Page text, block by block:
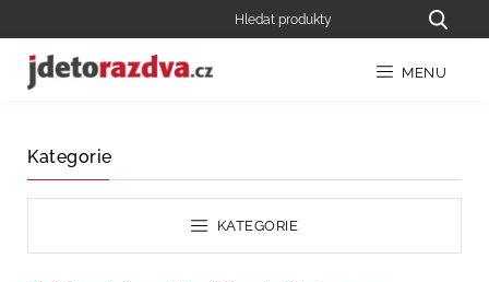
MENU
Kategorie
KATEGORIE